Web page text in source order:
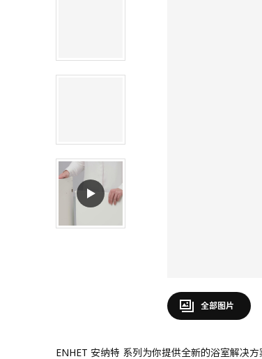
全部图片
ENHET 安纳特 系列为你提供全新的浴室解决